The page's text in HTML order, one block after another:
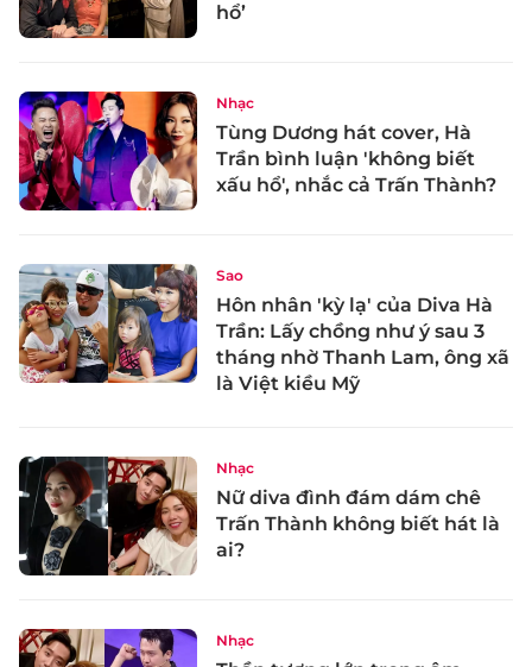
hổ’
Nhạc
Tùng Dương hát cover, Hà
Trần bình luận 'không biết
xấu hổ', nhắc cả Trấn Thành?
Sao
Hôn nhân 'kỳ lạ' của Diva Hà
Trần: Lấy chồng như ý sau 3
tháng nhờ Thanh Lam, ông xã
là Việt kiều Mỹ
Nhạc
Nữ diva đình đám dám chê
Trấn Thành không biết hát là
ai?
Nhạc